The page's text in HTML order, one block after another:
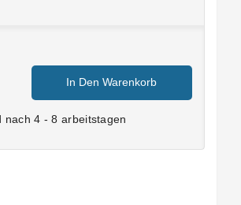
In Den Warenkorb
nach 4 - 8 arbeitstagen